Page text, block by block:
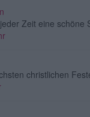
Zeit eine schöne
christlichen